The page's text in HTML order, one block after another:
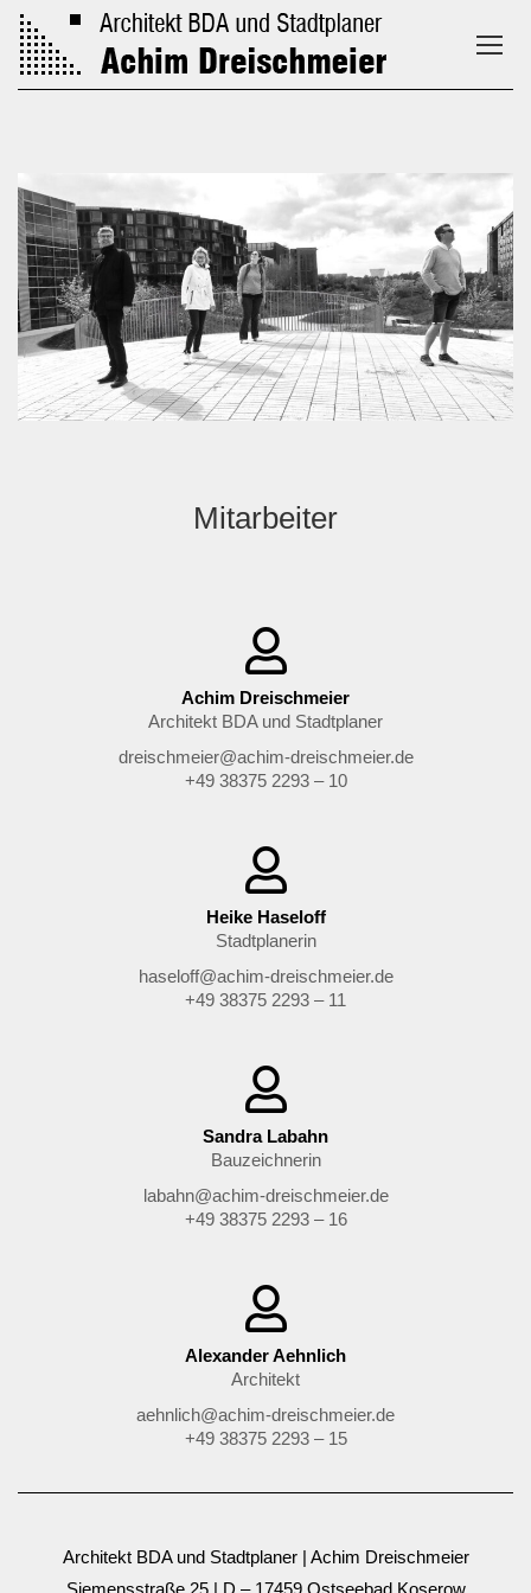
Mitarbeiter
Achim Dreischmeier
Architekt BDA und Stadtplaner
dreischmeier@achim-dreischmeier.de
+49 38375 2293 – 10
Heike Haseloff
Stadtplanerin
haseloff@achim-dreischmeier.de
+49 38375 2293 – 11
Sandra Labahn
Bauzeichnerin
labahn@achim-dreischmeier.de
+49 38375 2293 – 16
Alexander Aehnlich
Architekt
aehnlich@achim-dreischmeier.de
+49 38375 2293 – 15
Architekt BDA und Stadtplaner | Achim Dreischmeier
Siemensstraße 25 | D – 17459 Ostseebad Koserow